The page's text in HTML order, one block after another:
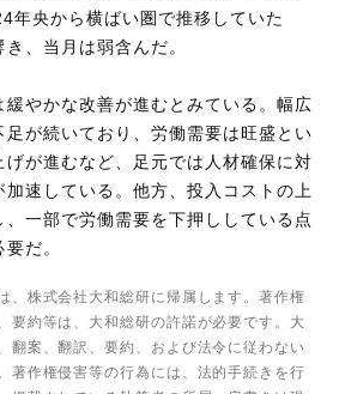
年央から横ばい圏で推移していた
、当月は弱含んだ。
やかな改善が進むとみている。幅広
が続いており、労働需要は旺盛とい
げが進むなど、足元では人材確保に対
速している。他方、投入コストの上
一部で労働需要を下押ししている点
だ。
、株式会社大和総研に帰属します。著作権
要約等は、大和総研の許諾が必要です。大
翻案、翻訳、要約、および法令に従わない
著作権侵害等の行為には、法的手続きを行